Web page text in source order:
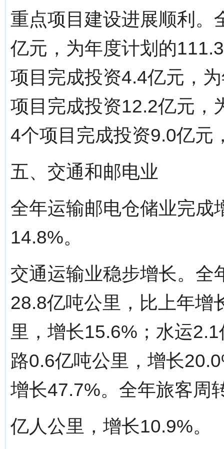
重点项目建设进展顺利。
亿元，为年度计划的
项目完成投资4.4亿元，
项目完成投资12.2亿元，
4个项目完成投资9.0亿元
五、交通和邮电业
全年运输邮电仓储业完成
14.8%。
交通运输业稳步增长。全
28.8亿吨公里，比上年增
里，增长15.6%；水运
路0.6亿吨公里，增长
增长47.7%。全年旅客周
亿人公里，增长10.9%。